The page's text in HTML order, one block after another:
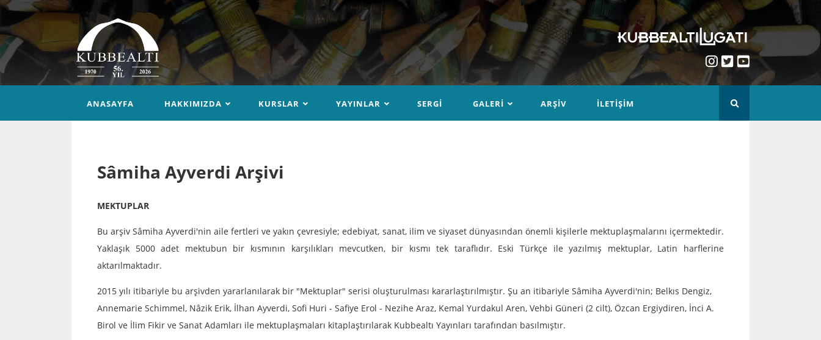
ANASAYFA HAKKIMIZDA KURSLAR YAYINLAR SERGI GALERI ARŞIV İLETIŞIM
Sâmiha Ayverdi Arşivi
MEKTUPLAR
Bu arşiv Sâmiha Ayverdi'nin aile fertleri ve yakın çevresiyle; edebiyat, sanat, ilim ve siyaset dünyasından önemli kişilerle mektuplaşmalarını içermektedir.
Yaklaşık 5000 adet mektubun bir kısmının karşılıkları mevcutken, bir kısmı tek taraflıdır. Eski Türkçe ile yazılmış mektuplar, Latin harflerine
aktarılmaktadır.
2015 yılı itibariyle bu arşivden yararlanılarak bir "Mektuplar" serisi oluşturulması kararlaştırılmıştır. Şu an itibariyle Sâmiha Ayverdi'nin; Belkıs Dengiz,
Annemarie Schimmel, Nâzik Erik, İlhan Ayverdi, Sofi Huri - Safiye Erol - Nezihe Araz, Kemal Yurdakul Aren, Vehbi Güneri (2 cilt), Özcan Ergiydiren, İnci A.
Birol ve İlim Fikir ve Sanat Adamları ile mektuplaşmaları kitaplaştırılarak Kubbealtı Yayınları tarafından basılmıştır.